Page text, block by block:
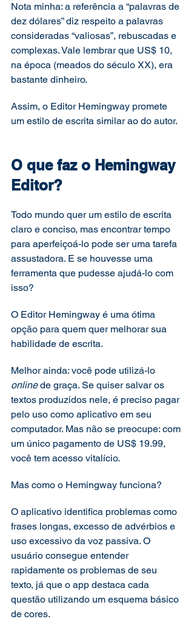
Nota minha: a referência a “palavras de
dez dólares” diz respeito a palavras
consideradas “valiosas”, rebuscadas e
complexas. Vale lembrar que US$ 10,
na época (meados do século XX), era
bastante dinheiro.
Assim, o Editor Hemingway promete
um estilo de escrita similar ao do autor.
O que faz o Hemingway
Editor?
Todo mundo quer um estilo de escrita
claro e conciso, mas encontrar tempo
para aperfeiçoá-lo pode ser uma tarefa
assustadora. E se houvesse uma
ferramenta que pudesse ajudá-lo com
isso?
O Editor Hemingway é uma ótima
opção para quem quer melhorar sua
habilidade de escrita.
Melhor ainda: você pode utilizá-lo
online de graça. Se quiser salvar os
textos produzidos nele, é preciso pagar
pelo uso como aplicativo em seu
computador. Mas não se preocupe: com
um único pagamento de US$ 19.99,
você tem acesso vitalício.
Mas como o Hemingway funciona?
O aplicativo identifica problemas como
frases longas, excesso de advérbios e
uso excessivo da voz passiva. O
usuário consegue entender
rapidamente os problemas de seu
texto, já que o app destaca cada
questão utilizando um esquema básico
de cores.